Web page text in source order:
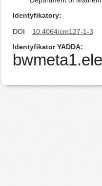
Identyfikatory
DOI
10.4064/cm127-1-3
Identyfikator YADDA